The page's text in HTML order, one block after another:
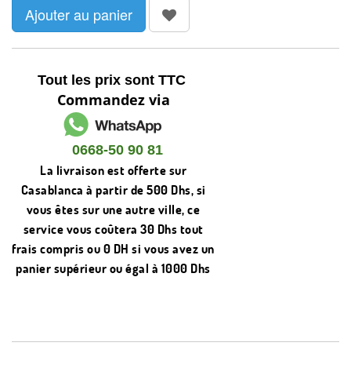
Ajouter au panier
Tout les prix sont TTC
Commandez via
0668-50 90 81
La livraison est offerte sur
Casablanca à partir de 500 Dhs, si
vous êtes sur une autre ville, ce
service vous coûtera 30 Dhs tout
frais compris ou 0 DH si vous avez un
panier supérieur ou égal à 1000 Dhs